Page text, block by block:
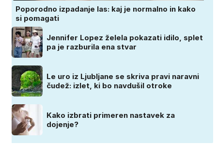
Poporodno izpadanje las: kaj je normalno in kako
si pomagati
Jennifer Lopez želela pokazati idilo, splet
pa je razburila ena stvar
Le uro iz Ljubljane se skriva pravi naravni
čudež: izlet, ki bo navdušil otroke
Kako izbrati primeren nastavek za
dojenje?